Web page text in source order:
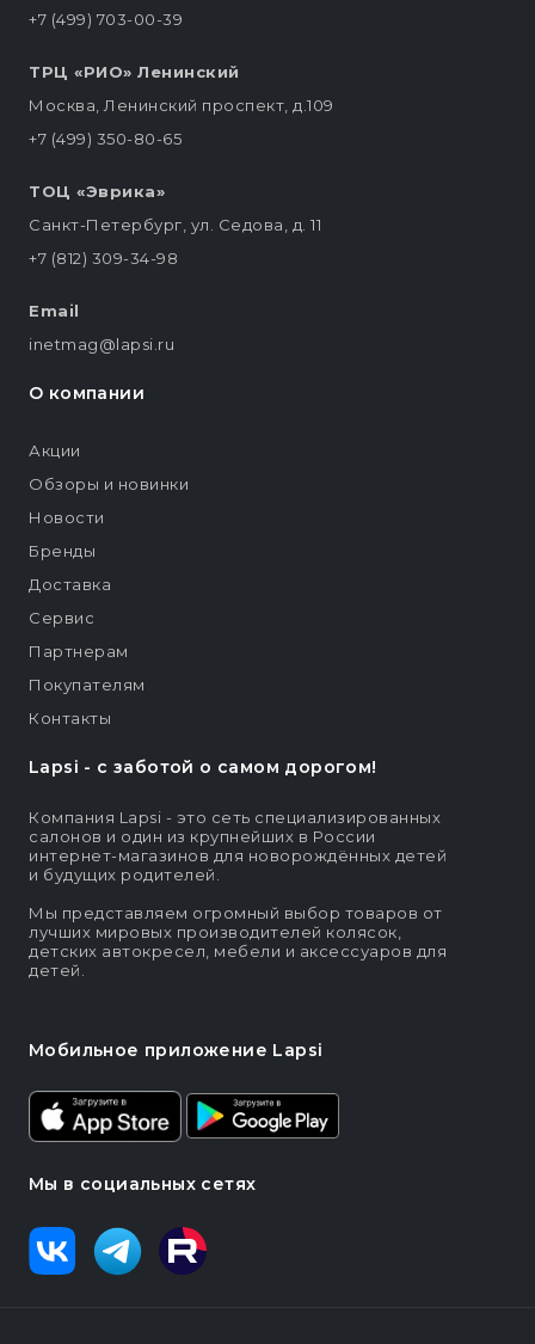
Lapsi - c заботой о самом дорогом!
Компания Lapsi - это сеть специализированных
салонов и один из крупнейших в России
интернет-магазинов для новорождённых детей
и будущих родителей.
Мы представляем огромный выбор товаров от
лучших мировых производителей колясок,
детских автокресел, мебели и аксессуаров для
детей.
Мобильное приложение Lapsi
Мы в социальных сетях
+7 (499) 703-00-39
ТРЦ «РИО» Ленинский
Москва, Ленинский проспект, д.109
+7 (499) 350-80-65
ТОЦ «Эврика»
Санкт-Петербург, ул. Седова, д. 11
+7 (812) 309-34-98
Email
inetmag@lapsi.ru
О компании
Акции
Обзоры и новинки
Новости
Бренды
Доставка
Сервис
Партнерам
Покупателям
Контакты